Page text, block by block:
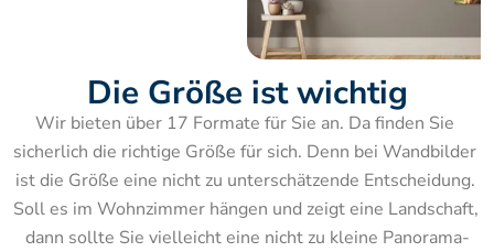
Die Größe ist wichtig
Wir bieten über 17 Formate für Sie an. Da finden Sie
sicherlich die richtige Größe für sich. Denn bei Wandbilder
ist die Größe eine nicht zu unterschätzende Entscheidung.
Soll es im Wohnzimmer hängen und zeigt eine Landschaft,
dann sollte Sie vielleicht eine nicht zu kleine Panorama-